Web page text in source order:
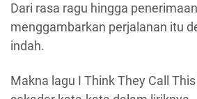
Dari rasa ragu hingga
menggambarkan perjalanan itu
indah.
Makna lagu I Think They Call